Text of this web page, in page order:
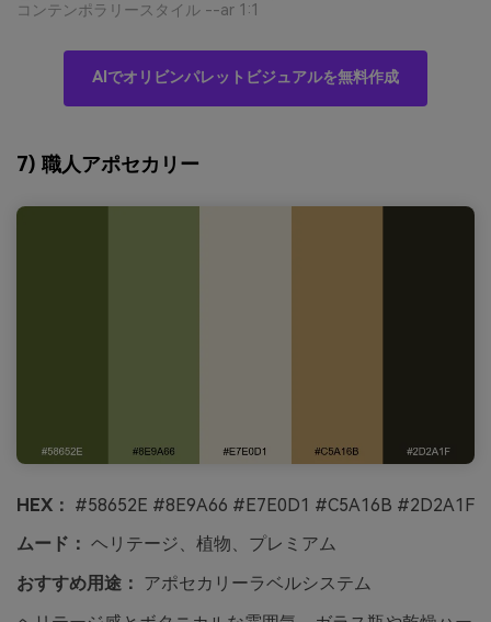
コンテンポラリースタイル --ar 1:1
AIでオリビンパレットビジュアルを無料作成
7) 職人アポセカリー
HEX： #58652E #8E9A66 #E7E0D1 #C5A16B #2D2A1F
ムード： ヘリテージ、植物、プレミアム
おすすめ用途： アポセカリーラベルシステム